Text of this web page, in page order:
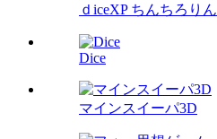
ｄiceXP ちんちろりん
Dice
マインスイーパ3D